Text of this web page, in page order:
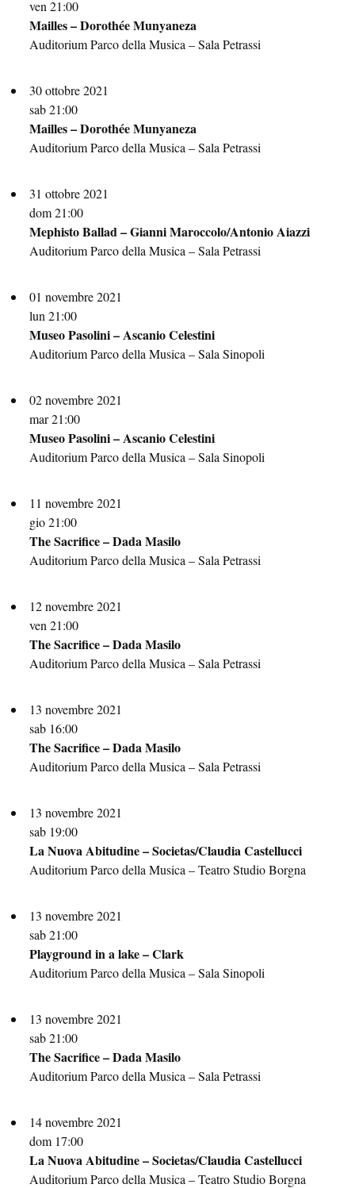
ven 21:00
Mailles – Dorothée Munyaneza
Auditorium Parco della Musica – Sala Petrassi
30 ottobre 2021
sab 21:00
Mailles – Dorothée Munyaneza
Auditorium Parco della Musica – Sala Petrassi
31 ottobre 2021
dom 21:00
Mephisto Ballad – Gianni Maroccolo/Antonio Aiazzi
Auditorium Parco della Musica – Sala Petrassi
01 novembre 2021
lun 21:00
Museo Pasolini – Ascanio Celestini
Auditorium Parco della Musica – Sala Sinopoli
02 novembre 2021
mar 21:00
Museo Pasolini – Ascanio Celestini
Auditorium Parco della Musica – Sala Sinopoli
11 novembre 2021
gio 21:00
The Sacrifice – Dada Masilo
Auditorium Parco della Musica – Sala Petrassi
12 novembre 2021
ven 21:00
The Sacrifice – Dada Masilo
Auditorium Parco della Musica – Sala Petrassi
13 novembre 2021
sab 16:00
The Sacrifice – Dada Masilo
Auditorium Parco della Musica – Sala Petrassi
13 novembre 2021
sab 19:00
La Nuova Abitudine – Societas/Claudia Castellucci
Auditorium Parco della Musica – Teatro Studio Borgna
13 novembre 2021
sab 21:00
Playground in a lake – Clark
Auditorium Parco della Musica – Sala Sinopoli
13 novembre 2021
sab 21:00
The Sacrifice – Dada Masilo
Auditorium Parco della Musica – Sala Petrassi
14 novembre 2021
dom 17:00
La Nuova Abitudine – Societas/Claudia Castellucci
Auditorium Parco della Musica – Teatro Studio Borgna